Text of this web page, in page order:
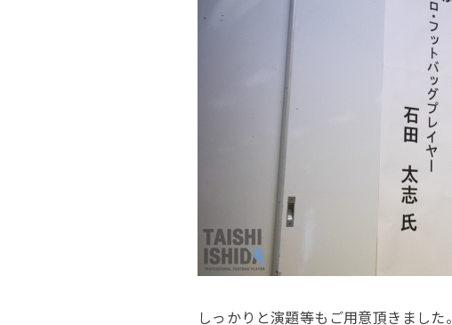
しっかりと演題等もご用意頂きました。